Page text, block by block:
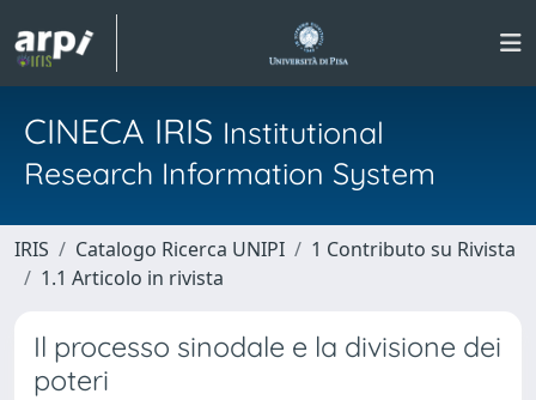
CINECA IRIS Institutional
Research Information System
IRIS Catalogo Ricerca UNIPI
1 Contributo su Rivista
1.1 Articolo in rivista
Il processo sinodale e la divisione dei
poteri